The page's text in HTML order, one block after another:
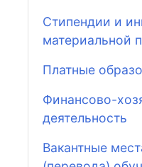
Стипендии и
материальной
Платные
Финансово-
деятельность
Вакантные